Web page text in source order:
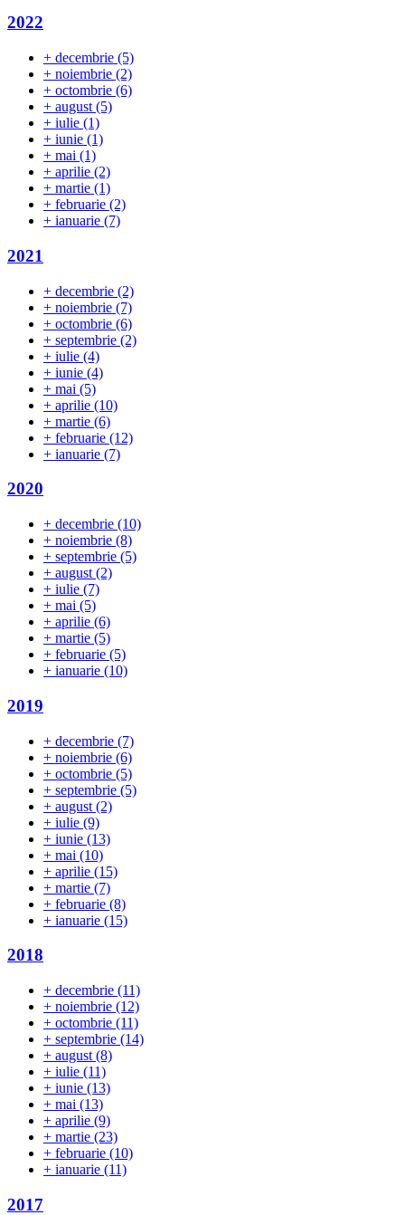
2022
+ decembrie (5)
+ noiembrie (2)
+ octombrie (6)
+ august (5)
+ iulie (1)
+ iunie (1)
+ mai (1)
+ aprilie (2)
+ martie (1)
+ februarie (2)
+ ianuarie (7)
2021
+ decembrie (2)
+ noiembrie (7)
+ octombrie (6)
+ septembrie (2)
+ iulie (4)
+ iunie (4)
+ mai (5)
+ aprilie (10)
+ martie (6)
+ februarie (12)
+ ianuarie (7)
2020
+ decembrie (10)
+ noiembrie (8)
+ septembrie (5)
+ august (2)
+ iulie (7)
+ mai (5)
+ aprilie (6)
+ martie (5)
+ februarie (5)
+ ianuarie (10)
2019
+ decembrie (7)
+ noiembrie (6)
+ octombrie (5)
+ septembrie (5)
+ august (2)
+ iulie (9)
+ iunie (13)
+ mai (10)
+ aprilie (15)
+ martie (7)
+ februarie (8)
+ ianuarie (15)
2018
+ decembrie (11)
+ noiembrie (12)
+ octombrie (11)
+ septembrie (14)
+ august (8)
+ iulie (11)
+ iunie (13)
+ mai (13)
+ aprilie (9)
+ martie (23)
+ februarie (10)
+ ianuarie (11)
2017